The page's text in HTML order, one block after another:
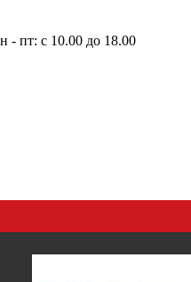
- пт: с 10.00 до 18.00